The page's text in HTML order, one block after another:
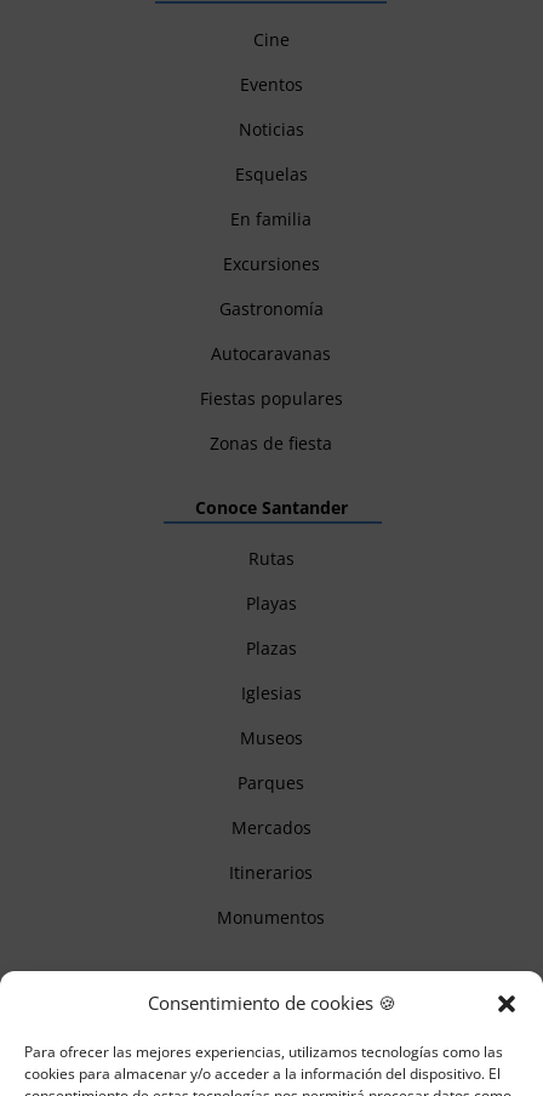
Consentimiento de cookies 🍪
Para ofrecer las mejores experiencias, utilizamos tecnologías como las
cookies para almacenar y/o acceder a la información del dispositivo. El
Cine
Eventos
Noticias
Esquelas
En familia
Excursiones
Gastronomía
Autocaravanas
Fiestas populares
Zonas de fiesta
Conoce Santander
Rutas
Playas
Plazas
Iglesias
Museos
Parques
Mercados
Itinerarios
Monumentos
Descubre Cantabria
Información